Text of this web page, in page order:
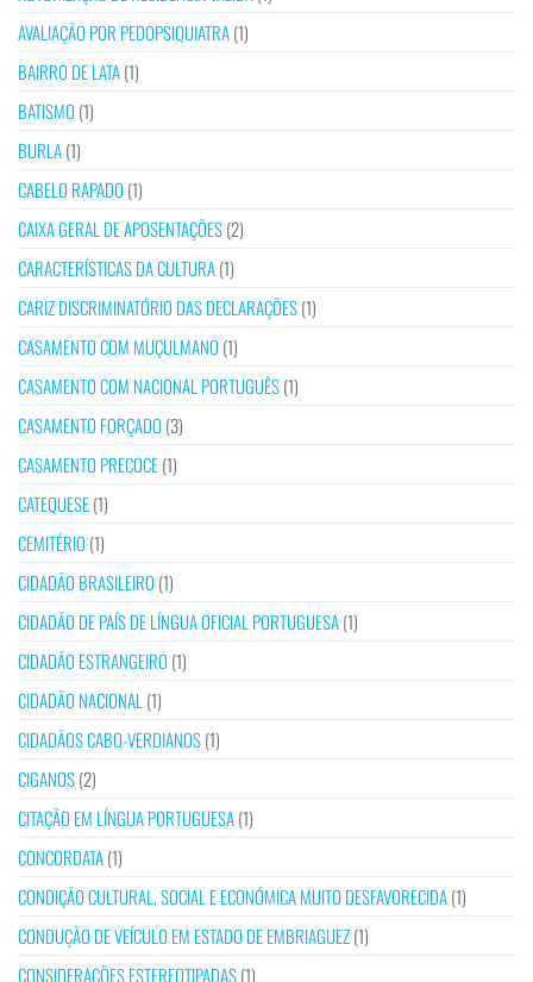
AVALIAÇÃO POR PEDOPSIQUIATRA(1)
BAIRRO DE LATA(1)
BATISMO (1)
BURLA(1)
CABELO RAPADO (1)
CAIXA GERAL DE APOSENTAÇÕES(2)
CARACTERÍSTICAS DA CULTURA(1)
CARIZ DISCRIMINATÓRIO DAS DECLARAÇÕES(1)
CASAMENTO COM MUÇULMANO (1)
CASAMENTO COM NACIONAL PORTUGUÊS(1)
CASAMENTO FORÇADO (3)
CASAMENTO PRECOCE(1)
CATEQUESE(1)
CEMITÉRIO (1)
CIDADÃO BRASILEIRO (1)
CIDADÃO DE PAÍS DE LÍNGUA OFICIAL PORTUGUESA(1)
CIDADÃO ESTRANGEIRO (1)
CIDADÃO NACIONAL (1)
CIDADÃOS CABO-VERDIANOS(1)
CIGANOS(2)
CITAÇÃO EM LÍNGUA PORTUGUESA(1)
CONCORDATA(1)
CONDIÇÃO CULTURAL, SOCIAL E ECONÓMICA MUITO DESFAVORECIDA(1)
CONDUÇÃO DE VEÍCULO EM ESTADO DE EMBRIAGUEZ(1)
CONSIDERAÇÕES ESTEREOTIPADAS(1)